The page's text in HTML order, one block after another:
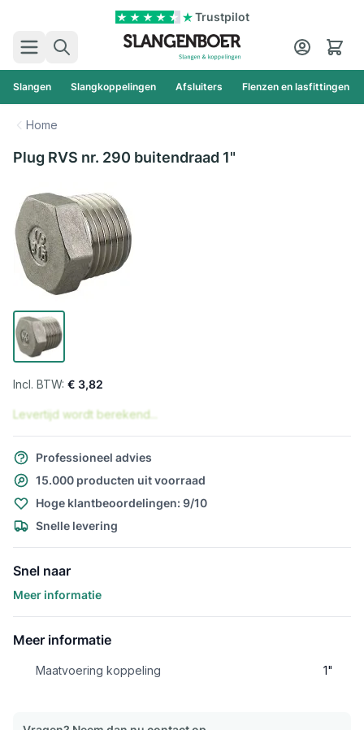
Trustpilot
Zoek
Cart
Slangen Slangkoppelingen Afsluiters Flenzen en lasfittingen
Home
Plug RVS nr. 290 buitendraad 1"
€ 3,82
Levertijd wordt berekend...
Professioneel advies
15.000 producten uit voorraad
Hoge klantbeoordelingen: 9/10
Snelle levering
Snel naar
Meer informatie
Meer informatie
Maatvoering koppeling 1"